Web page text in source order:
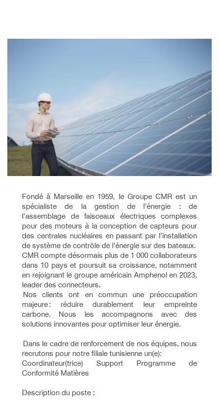
Fondé à Marseille en 1959, le Groupe CMR est un
spécialiste de la gestion de l’énergie : de
l’assemblage de faisceaux électriques complexes
pour des moteurs à la conception de capteurs pour
des centrales nucléaires en passant par l’installation
de système de contrôle de l’énergie sur des bateaux.
CMR compte désormais plus de 1 000 collaborateurs
dans 10 pays et poursuit sa croissance, notamment
en rejoignant le groupe américain Amphenol en 2023,
leader des connecteurs.
Nos clients ont en commun une préoccupation
majeure : réduire durablement leur empreinte
carbone. Nous les accompagnons avec des
solutions innovantes pour optimiser leur énergie.
Dans le cadre de renforcement de nos équipes, nous
recrutons pour notre filiale tunisienne un(e):
Coordinateur(trice) Support Programme de
Conformité Matières
Description du poste :